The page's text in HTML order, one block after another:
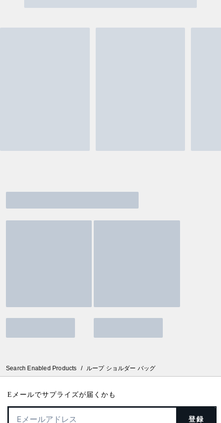
Search Enabled Products / ループ ショルダー バッグ
Eメールでサプライズが届くかも
登録